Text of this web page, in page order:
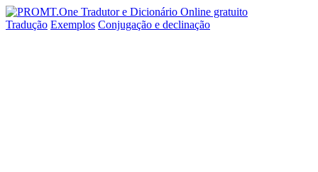
Tradução Exemplos Conjugação e declinação